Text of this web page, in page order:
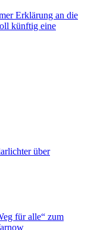
Erklärung an die
künftig eine
über
für alle“ zum